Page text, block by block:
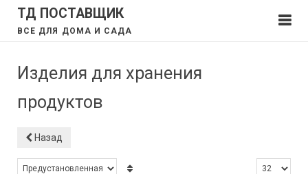
ТД ПОСТАВЩИК
ВСЕ ДЛЯ ДОМА И САДА
Изделия для хранения
продуктов
Назад